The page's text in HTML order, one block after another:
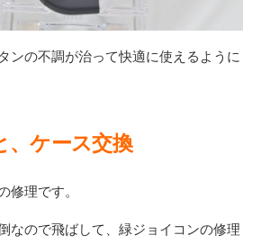
ンの不調が治って快適に使えるように
、ケース交換
修理です。
なので飛ばして、緑ジョイコンの修理